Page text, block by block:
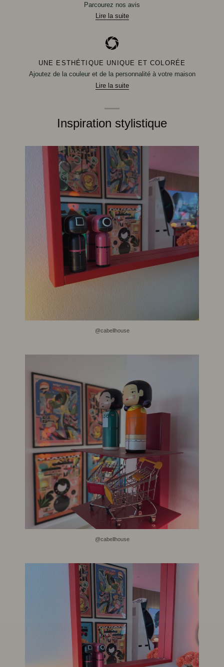
Parcourez nos avis
Lire la suite
UNE ESTHÉTIQUE UNIQUE ET COLORÉE
Ajoutez de la couleur et de la personnalité à votre maison
Lire la suite
Inspiration stylistique
@cabellhouse
@cabellhouse